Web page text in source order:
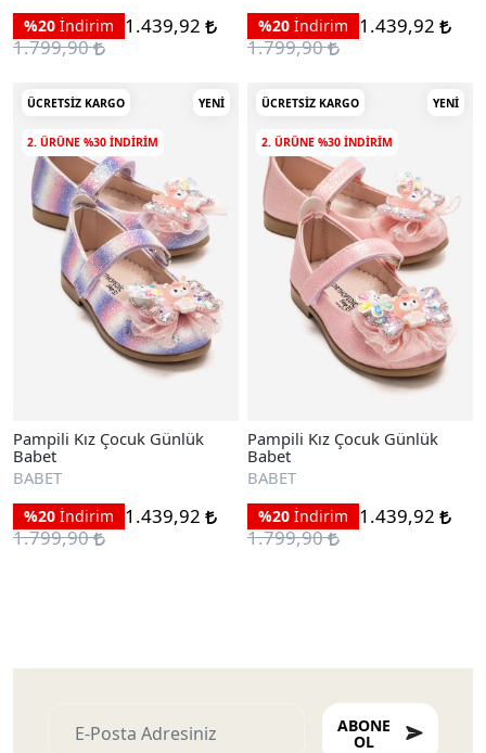
%20 İndirim
1.439,92
1.799,90
%20 İndirim
1.439,92
1.799,90
ÜCRETSIZ KARGO YENI
2. ÜRÜNE %30 INDIRIM
Pampili Kız Çocuk Günlük
Babet
BABET
%20 İndirim
1.439,92
1.799,90
ÜCRETSIZ KARGO YENI
2. ÜRÜNE %30 INDIRIM
Pampili Kız Çocuk Günlük
Babet
BABET
%20 İndirim
1.439,92
1.799,90
ABONE
OL